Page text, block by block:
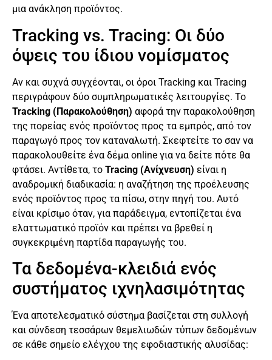
μια ανάκληση προϊόντος.
Tracking vs. Tracing: Οι δύο
όψεις του ίδιου νομίσματος
Αν και συχνά συγχέονται, οι όροι Tracking και Tracing
περιγράφουν δύο συμπληρωματικές λειτουργίες. Το
Tracking (Παρακολούθηση) αφορά την παρακολούθηση
της πορείας ενός προϊόντος προς τα εμπρός, από τον
παραγωγό προς τον καταναλωτή. Σκεφτείτε το σαν να
παρακολουθείτε ένα δέμα online για να δείτε πότε θα
φτάσει. Αντίθετα, το Tracing (Ανίχνευση) είναι η
αναδρομική διαδικασία: η αναζήτηση της προέλευσης
ενός προϊόντος προς τα πίσω, στην πηγή του. Αυτό
είναι κρίσιμο όταν, για παράδειγμα, εντοπίζεται ένα
ελαττωματικό προϊόν και πρέπει να βρεθεί η
συγκεκριμένη παρτίδα παραγωγής του.
Τα δεδομένα-κλειδιά ενός
συστήματος ιχνηλασιμότητας
Ένα αποτελεσματικό σύστημα βασίζεται στη συλλογή
και σύνδεση τεσσάρων θεμελιωδών τύπων δεδομένων
σε κάθε σημείο ελέγχου της εφοδιαστικής αλυσίδας: